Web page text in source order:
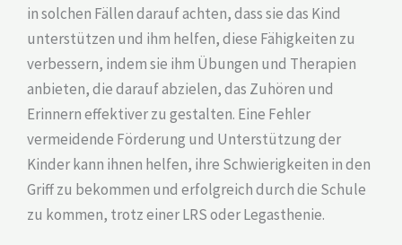
in solchen Fällen darauf achten, dass sie das Kind
unterstützen und ihm helfen, diese Fähigkeiten zu
verbessern, indem sie ihm Übungen und Therapien
anbieten, die darauf abzielen, das Zuhören und
Erinnern effektiver zu gestalten. Eine Fehler
vermeidende Förderung und Unterstützung der
Kinder kann ihnen helfen, ihre Schwierigkeiten in den
Griff zu bekommen und erfolgreich durch die Schule
zu kommen, trotz einer LRS oder Legasthenie.